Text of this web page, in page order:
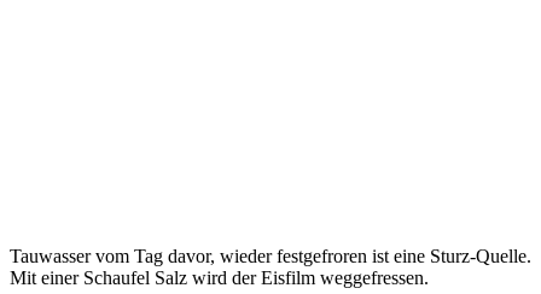
Tauwasser vom Tag davor, wieder festgefroren ist eine Sturz-Quelle.
Mit einer Schaufel Salz wird der Eisfilm weggefressen.